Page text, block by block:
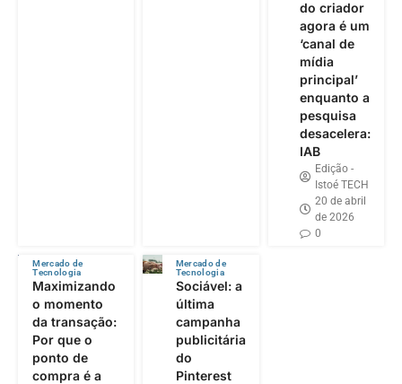
do criador
agora é um
‘canal de
mídia
principal’
enquanto a
pesquisa
desacelera:
IAB
Edição -
Istoé TECH
20 de abril
de 2026
0
Mercado de
Tecnologia
Maximizando
o momento
da transação:
Por que o
ponto de
compra é a
Mercado de
Tecnologia
Sociável: a
última
campanha
publicitária
do
Pinterest